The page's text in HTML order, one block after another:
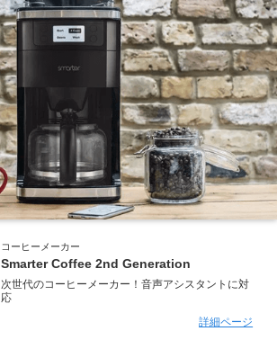
コーヒーメーカー
Smarter Coffee 2nd Generation
次世代のコーヒーメーカー！音声アシスタントに対
応
詳細ページ